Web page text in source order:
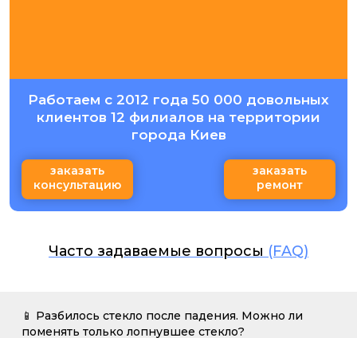
Работаем с 2012 года 50 000 довольных
клиентов 12 филиалов на территории
города Киев
заказать
консультацию
заказать
ремонт
Часто задаваемые вопросы (FAQ)
📱 Разбилось стекло после падения. Можно ли
поменять только лопнувшее стекло?